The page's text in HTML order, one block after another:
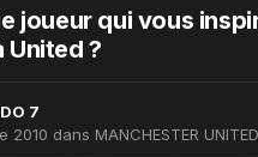
joueur qui vous
United ?
7
2010 dans MANCHESTER UNITED